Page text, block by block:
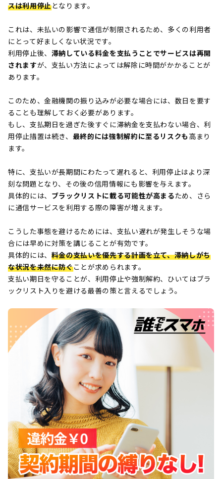
スは利用停止となります。
これは、未払いの影響で通信が制限されるため、多くの利用者
にとって好ましくない状況です。
利用停止後、 滞納している料金を支払うことでサービスは再開
されますが、支払い方法によっては解除に時間がかかることが
あります。
このため、金融機関の振り込みが必要な場合には、数日を要す
ることも理解しておく必要があります。
もし、支払期日を過ぎた後すぐに滞納金を支払わない場合、利
用停止措置は続き、 最終的には強制解約に至るリスクも 高まり
ます。
特に、支払いが長期間にわたって遅れると、利用停止はより深
刻な問題となり、その後の信用情報にも影響を与えます。
具体的には、 ブラックリストに載る可能性が高まるため、さら
に通信サービスを利用する際の障害が増えます。
こうした事態を避けるためには、支払い遅れが発生しそうな場
合には早めに対策を講じることが有効です。
具体的には、 料金の支払いを優先する計画を立て、滞納しがち
な状況を未然に防ぐことが求められます。
支払い期日を守ることが、利用停止や強制解約、ひいてはブラ
ックリスト入りを避ける最善の策と言えるでしょう。